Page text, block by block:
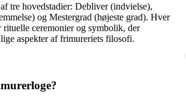
tre hovedstadier: Debliver (indvielse),
og Mestergrad (højeste grad). Hver
rituelle ceremonier og symbolik, der
aspekter af frimureriets filosofi.